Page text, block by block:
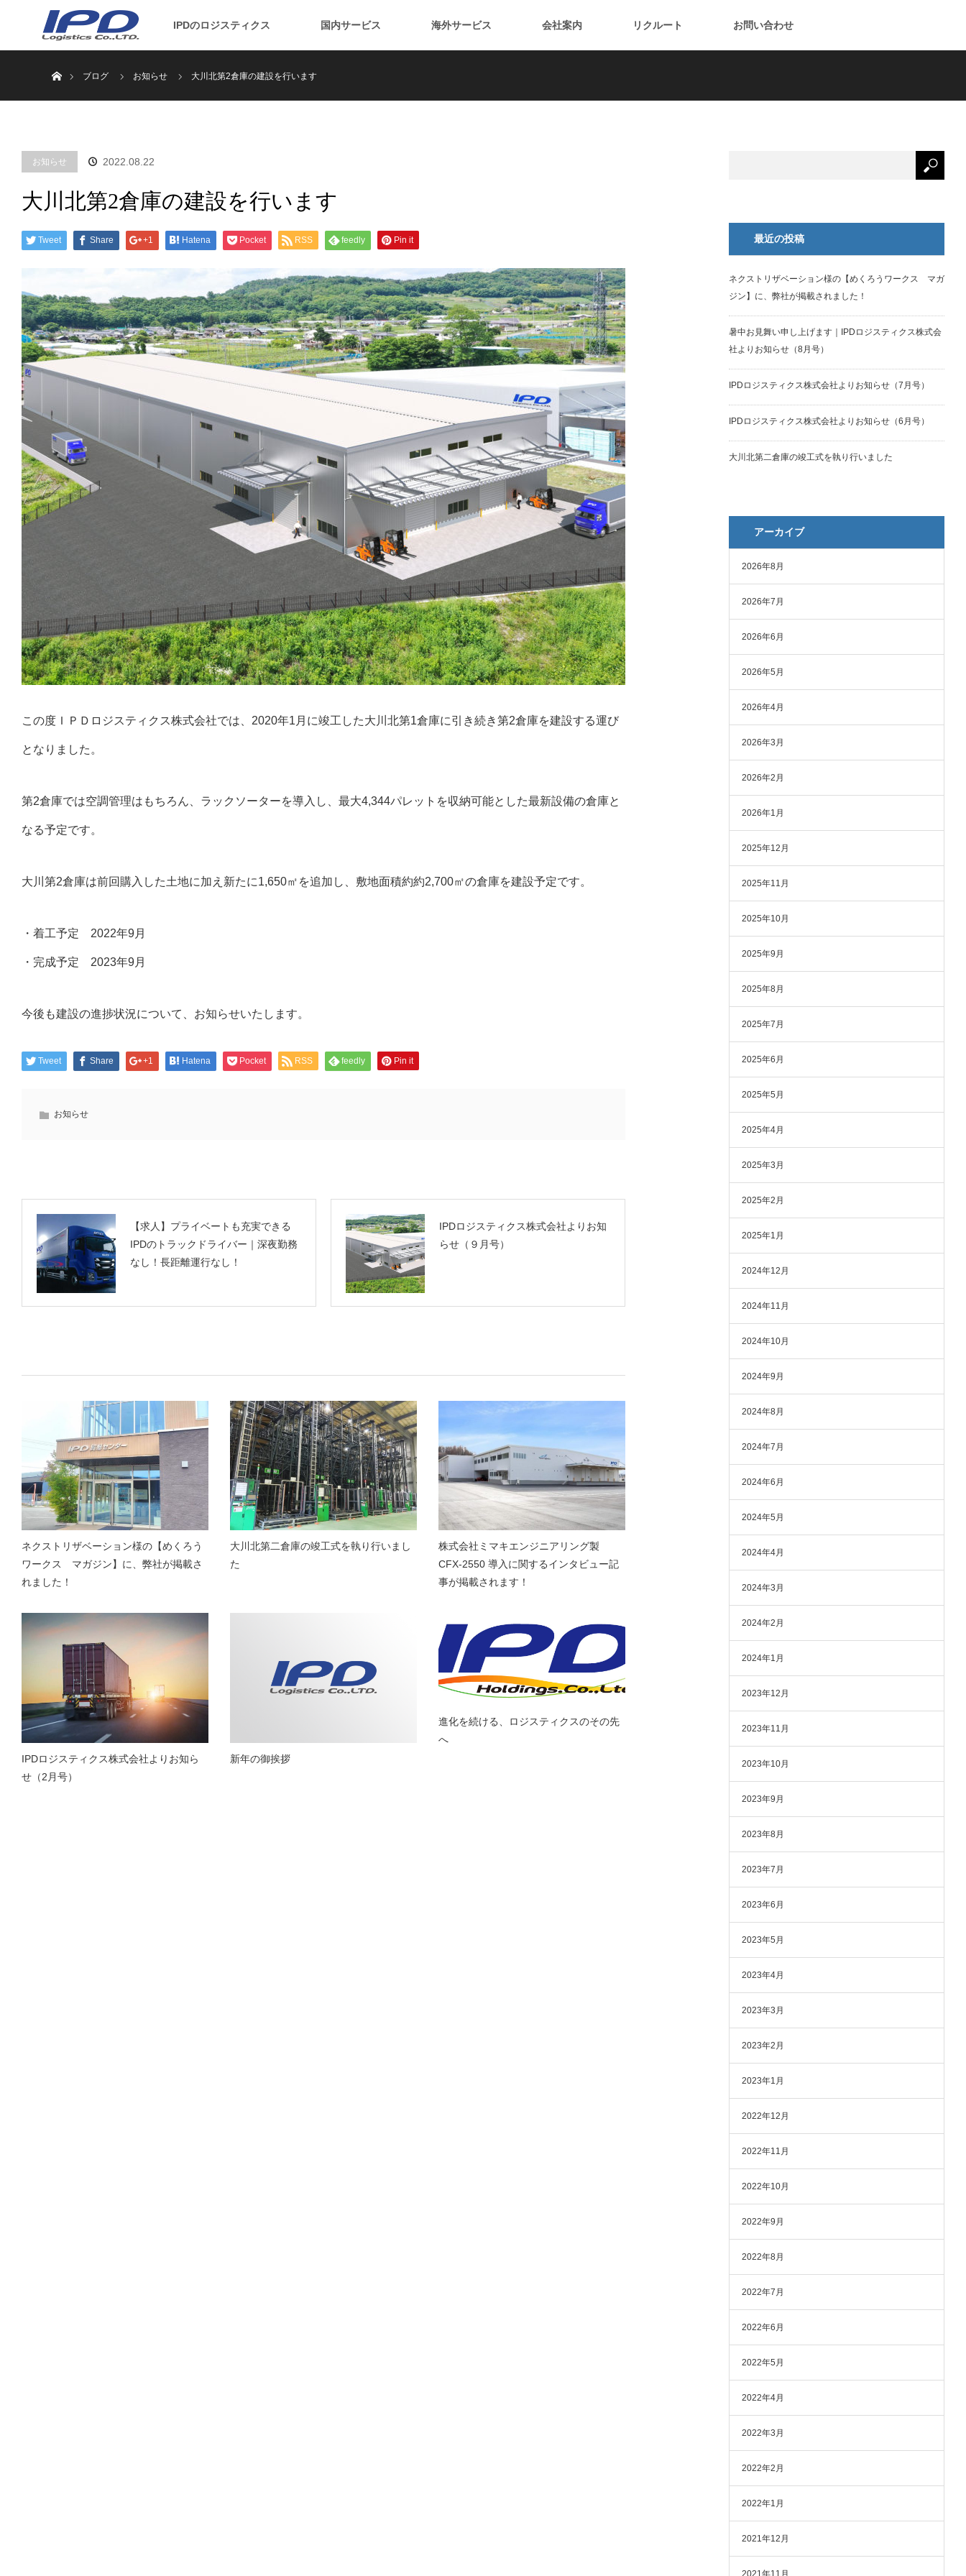
IPDのロジスティクス 国内サービス 海外サービス 会社案内 リクルート お問い合わせ
ブログ お知らせ 大川北第2倉庫の建設を行います
お知らせ 2022.08.22
大川北第2倉庫の建設を行います
Tweet Share +1 Hatena Pocket RSS feedly Pin it
この度ＩＰＤロジスティクス株式会社では、2020年1月に竣工した大川北第1倉庫に引き続き第2倉庫を建設する運び
となりました。
第2倉庫では空調管理はもちろん、ラックソーターを導入し、最大4,344パレットを収納可能とした最新設備の倉庫と
なる予定です。
大川第2倉庫は前回購入した土地に加え新たに1,650㎡を追加し、敷地面積約約2,700㎡の倉庫を建設予定です。
・着工予定 2022年9月
・完成予定 2023年9月
今後も建設の進捗状況について、お知らせいたします。
Tweet Share +1 Hatena Pocket RSS feedly Pin it
お知らせ
【求人】プライベートも充実できる
IPDのトラックドライバー｜深夜勤務
なし！長距離運行なし！
IPDロジスティクス株式会社よりお知
らせ（９月号）
ネクストリザベーション様の【めくろう
ワークス マガジン】に、弊社が掲載さ
れました！
大川北第二倉庫の竣工式を執り行いまし
た
株式会社ミマキエンジニアリング製
CFX-2550 導入に関するインタビュー記
事が掲載されます！
IPDロジスティクス株式会社よりお知ら
せ（2月号）
新年の御挨拶
進化を続ける、ロジスティクスのその先
へ
最近の投稿
ネクストリザベーション様の【めくろうワークス マガ
ジン】に、弊社が掲載されました！
暑中お見舞い申し上げます｜IPDロジスティクス株式会
社よりお知らせ（8月号）
IPDロジスティクス株式会社よりお知らせ（7月号）
IPDロジスティクス株式会社よりお知らせ（6月号）
大川北第二倉庫の竣工式を執り行いました
アーカイブ
2026年8月
2026年7月
2026年6月
2026年5月
2026年4月
2026年3月
2026年2月
2026年1月
2025年12月
2025年11月
2025年10月
2025年9月
2025年8月
2025年7月
2025年6月
2025年5月
2025年4月
2025年3月
2025年2月
2025年1月
2024年12月
2024年11月
2024年10月
2024年9月
2024年8月
2024年7月
2024年6月
2024年5月
2024年4月
2024年3月
2024年2月
2024年1月
2023年12月
2023年11月
2023年10月
2023年9月
2023年8月
2023年7月
2023年6月
2023年5月
2023年4月
2023年3月
2023年2月
2023年1月
2022年12月
2022年11月
2022年10月
2022年9月
2022年8月
2022年7月
2022年6月
2022年5月
2022年4月
2022年3月
2022年2月
2022年1月
2021年12月
2021年11月